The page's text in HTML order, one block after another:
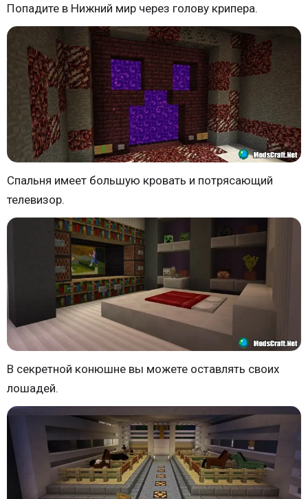
Попадите в Нижний мир через голову крипера.
Спальня имеет большую кровать и потрясающий
телевизор.
В секретной конюшне вы можете оставлять своих
лошадей.